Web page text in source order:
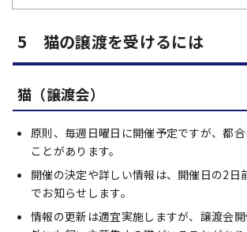
5 猫の譲渡を受けるには
猫（譲渡会）
原則、毎週日曜日に開催予定ですが、都
ことがあります。
開催の決定や詳しい情報は、開催日の2日
でお知らせします。
情報の更新は適宜実施しますが、譲渡会